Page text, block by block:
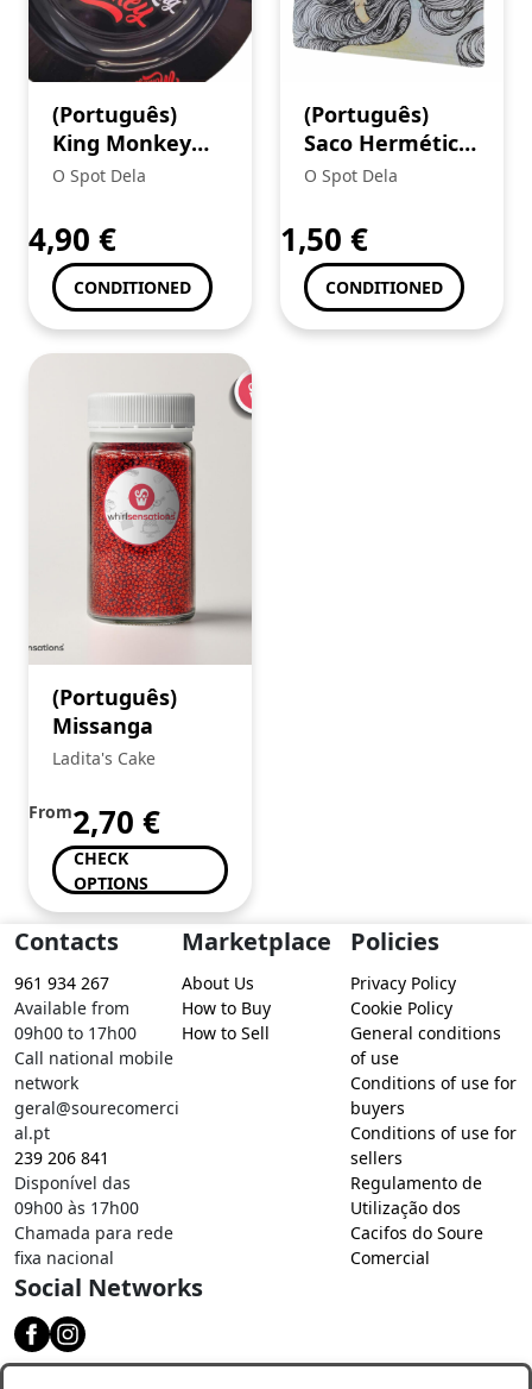
(Português)
King Monkey
Cinzeiro (3)+
Brown
O Spot Dela
4,90 €
CONDITIONED
(Português)
Saco Hermético
“Mushroom
O Spot Dela
1,50 €
CONDITIONED
(Português)
Missanga
Ladita's Cake
From2,70 €
CHECK
OPTIONS
Contacts
961 934 267
Available from
09h00 to 17h00
Call national mobile
network
geral@sourecomerci
al.pt
239 206 841
Disponível das
09h00 às 17h00
Chamada para rede
fixa nacional
Marketplace
About Us
How to Buy
How to Sell
Policies
Privacy Policy
Cookie Policy
General conditions
of use
Conditions of use for
buyers
Conditions of use for
sellers
Regulamento de
Utilização dos
Cacifos do Soure
Comercial
Social Networks